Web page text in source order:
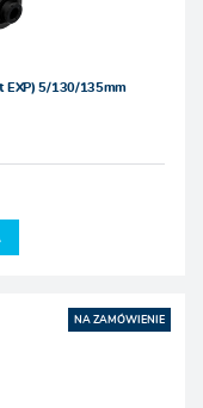
EXP) 5/130/135mm
NA ZAMÓWIENIE